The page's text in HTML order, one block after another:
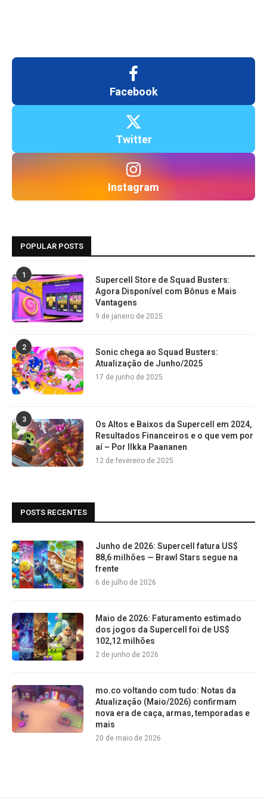
Facebook
Twitter
Instagram
POPULAR POSTS
1
Supercell Store de Squad Busters:
Agora Disponível com Bônus e Mais
Vantagens
9 de janeiro de 2025
2
Sonic chega ao Squad Busters:
Atualização de Junho/2025
17 de junho de 2025
3
Os Altos e Baixos da Supercell em 2024,
Resultados Financeiros e o que vem por
aí – Por Ilkka Paananen
12 de fevereiro de 2025
POSTS RECENTES
Junho de 2026: Supercell fatura US$
88,6 milhões — Brawl Stars segue na
frente
6 de julho de 2026
Maio de 2026: Faturamento estimado
dos jogos da Supercell foi de US$
102,12 milhões
2 de junho de 2026
mo.co voltando com tudo: Notas da
Atualização (Maio/2026) confirmam
nova era de caça, armas, temporadas e
mais
20 de maio de 2026